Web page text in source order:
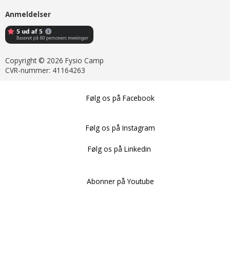
Anmeldelser
Copyright © 2026 Fysio Camp
CVR-nummer: 41164263
Følg os på Facebook
Følg os på Instagram
Følg os på Linkedin
Abonner på Youtube